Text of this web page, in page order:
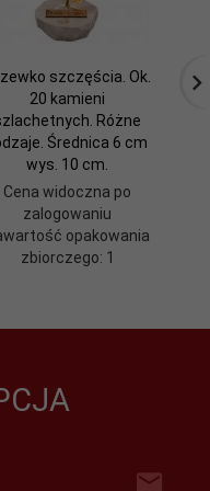
szczęścia. Ok.
20 kamieni
Różne
Średnica 6 cm
wys. 10 cm.
Cena widoczna po
zalogowaniu
opakowania
zbiorczego: 1